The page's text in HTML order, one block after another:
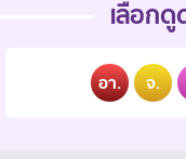
เลือก
อา. จ.